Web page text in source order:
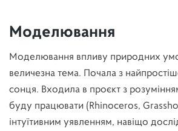
Моделювання
Моделювання впливу природних
величезна тема. Почала з
сонця. Входила в проєкт з
буду працювати (Rhinoceros,
інтуїтивним уявленням, навіщо